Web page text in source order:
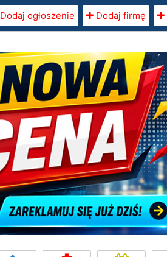
Dodaj ogłoszenie Dodaj firmę